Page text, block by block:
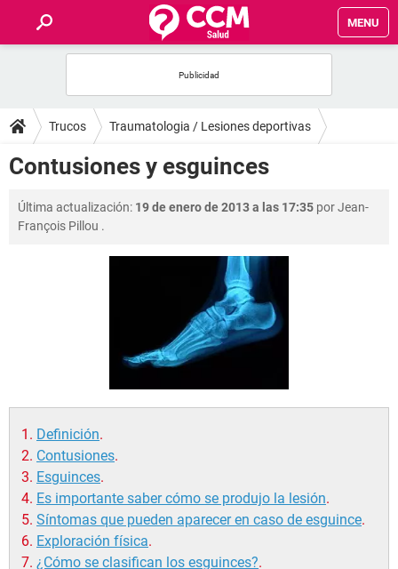
MENU
FOROS
SALUD
FAMILIA
Trucos Traumatologia / Lesiones deportivas
Contusiones y esguinces
Última actualización: 19 de enero de 2013 a las 17:35 porJean-
François Pillou .
Definición.
Contusiones.
Esguinces.
Es importante saber cómo se produjo la lesión.
Síntomas que pueden aparecer en caso de esguince.
Exploración física.
¿Cómo se clasifican los esguinces?.